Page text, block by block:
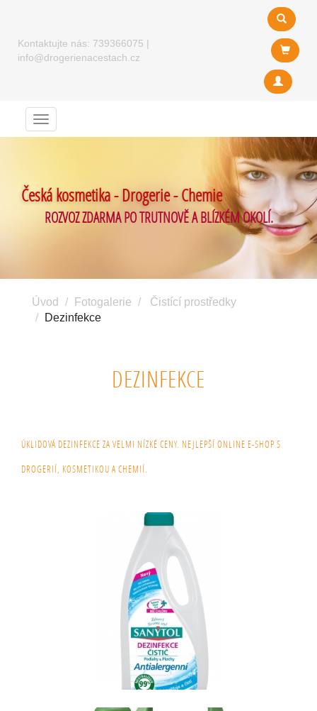
Kontaktujte nás: 739366075 |
info@drogerienacestach.cz
Menu
Česká kosmetika - Drogerie - Chemie
ROZVOZ ZDARMA PO TRUTNOVĚ A BLÍZKÉM OKOLÍ.
Úvod Fotogalerie
Čistící prostředky
Dezinfekce
DEZINFEKCE
ÚKLIDOVÁ DEZINFEKCE ZA VELMI NÍZKÉ CENY. NEJLEPŠÍ ONLINE E-SHOP S
DROGERIÍ, KOSMETIKOU A CHEMIÍ.